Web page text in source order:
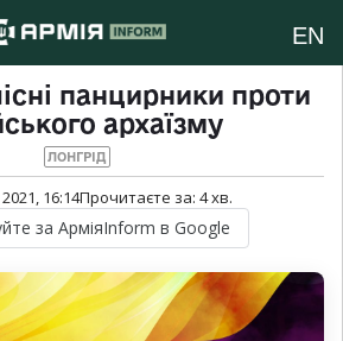
EN
панцирники проти
архаїзму
ЛОНГРІД
16:14Прочитаєте за: 4хв.
за АрміяInform в Google